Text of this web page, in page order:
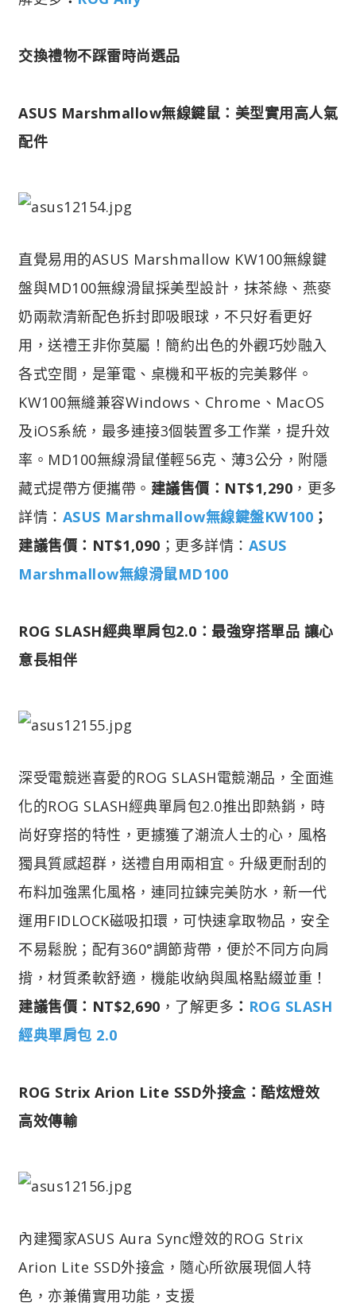
交換禮物不踩雷時尚選品
ASUS Marshmallow無線鍵鼠：美型實用高人氣
配件
直覺易用的ASUS Marshmallow KW100無線鍵
盤與MD100無線滑鼠採美型設計，抹茶綠、燕麥
奶兩款清新配色拆封即吸眼球，不只好看更好
用，送禮王非你莫屬！簡約出色的外觀巧妙融入
各式空間，是筆電、桌機和平板的完美夥伴。
KW100無縫兼容Windows、Chrome、MacOS
及iOS系統，最多連接3個裝置多工作業，提升效
率。MD100無線滑鼠僅輕56克、薄3公分，附隱
藏式提帶方便攜帶。 建議售價：NT$1,290 ，更多
詳情： ASUS Marshmallow無線鍵盤KW100 ；
建議售價：NT$1,090 ；更多詳情： ASUS
Marshmallow無線滑鼠MD100
ROG SLASH經典單肩包2.0：最強穿搭單品 讓心
意長相伴
深受電競迷喜愛的ROG SLASH電競潮品，全面進
化的ROG SLASH經典單肩包2.0推出即熱銷，時
尚好穿搭的特性，更擄獲了潮流人士的心，風格
獨具質感超群，送禮自用兩相宜。升級更耐刮的
布料加強黑化風格，連同拉鍊完美防水，新一代
運用FIDLOCK磁吸扣環，可快速拿取物品，安全
不易鬆脫；配有360°調節背帶，便於不同方向肩
揹，材質柔軟舒適，機能收納與風格點綴並重！
建議售價：NT$2,690 ，了解更多 ： ROG SLASH
經典單肩包 2.0
ROG Strix Arion Lite SSD外接盒：酷炫燈效
高效傳輸
內建獨家ASUS Aura Sync燈效的ROG Strix
Arion Lite SSD外接盒，隨心所欲展現個人特
色，亦兼備實用功能，支援